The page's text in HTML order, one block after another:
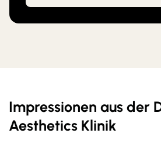
Impressionen aus der
Aesthetics Klinik